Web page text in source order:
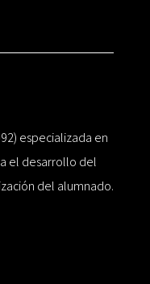
especializada en
el desarrollo del
del alumnado.